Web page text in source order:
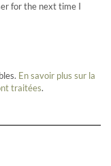
for the next time I
En savoir plus sur la
traitées.